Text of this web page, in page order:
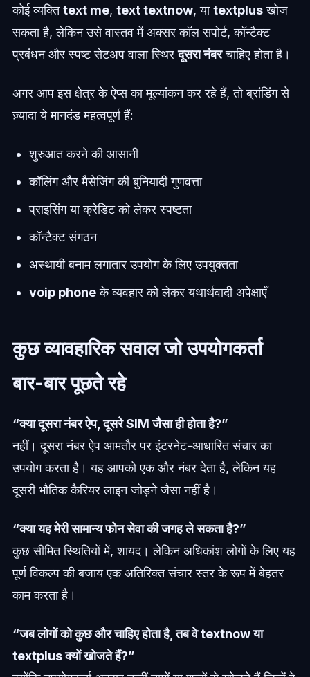
कोई व्यक्तिtext me, text textnow, याtextplusखोज
सकता है, लेकिन उसे वास्तव में अक्सर कॉल सपोर्ट, कॉन्टैक्ट
प्रबंधन और स्पष्ट सेटअप वाला स्थिरदूसरा नंबरचाहिए होता है।
अगर आप इस क्षेत्र के ऐप्स का मूल्यांकन कर रहे हैं, तो ब्रांडिंग से
ज़्यादा ये मानदंड महत्वपूर्ण हैं:
शुरुआत करने की आसानी
कॉलिंग और मैसेजिंग की बुनियादी गुणवत्ता
प्राइसिंग या क्रेडिट को लेकर स्पष्टता
कॉन्टैक्ट संगठन
अस्थायी बनाम लगातार उपयोग के लिए उपयुक्तता
voip phoneके व्यवहार को लेकर यथार्थवादी अपेक्षाएँ
कुछ व्यावहारिक सवाल जो उपयोगकर्ता
बार-बार पूछते रहे
“क्या दूसरा नंबर ऐप, दूसरे SIM जैसा ही होता है?”
नहीं। दूसरा नंबर ऐप आमतौर पर इंटरनेट-आधारित संचार का
उपयोग करता है। यह आपको एक और नंबर देता है, लेकिन यह
दूसरी भौतिक कैरियर लाइन जोड़ने जैसा नहीं है।
“क्या यह मेरी सामान्य फोन सेवा की जगह ले सकता है?”
कुछ सीमित स्थितियों में, शायद। लेकिन अधिकांश लोगों के लिए यह
पूर्ण विकल्प की बजाय एक अतिरिक्त संचार स्तर के रूप में बेहतर
काम करता है।
“जब लोगों को कुछ और चाहिए होता है, तब वे textnow या
textplus क्यों खोजते हैं?”